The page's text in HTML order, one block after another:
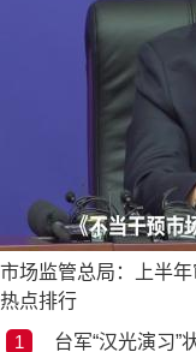
市场监管总局：上半
热点排行
台军“汉光演习”